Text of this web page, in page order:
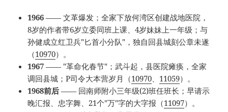
1966 —— 文革爆发；全家下放何湾区创建战地医院，
8岁的作者带6岁立委同班上课、4岁妹妹上一年级；与
孙健成立红卫兵"匕首小分队"，独自回县城刻公章未遂
（10970）。
1967 —— "革命化春节"；武斗起，县医院瘫痪，全家
调回县城；P司令大本营岁月（10970、 11059）。
1968前后 —— 回南师附小三年级(2)班任班长；早请示
晚汇报、忠字舞、21个"万"字的大字报（11097）。